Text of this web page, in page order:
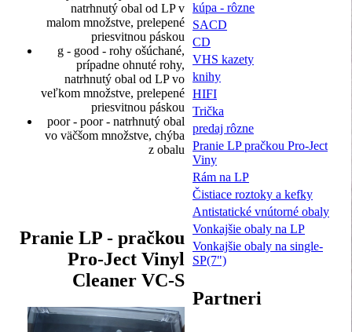
natrhnutý obal od LP v
malom množstve, prelepené
priesvitnou páskou
g - good - rohy ošúchané,
prípadne ohnuté rohy,
natrhnutý obal od LP vo
veľkom množstve, prelepené
priesvitnou páskou
poor - poor - natrhnutý obal
vo väčšom množstve, chýba
z obalu
Pranie LP - pračkou
Pro-Ject Vinyl
Cleaner VC-S
kúpa - rôzne
SACD
CD
VHS kazety
knihy
HIFI
Trička
predaj rôzne
Pranie LP pračkou Pro-Ject
Viny
Rám na LP
Čistiace roztoky a kefky
Antistatické vnútorné obaly
Vonkajšie obaly na LP
Vonkajšie obaly na single-
SP(7")
Partneri